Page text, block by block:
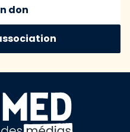
don